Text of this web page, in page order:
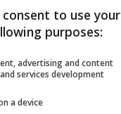
dalla scorsa
con uno score di
in campo,
to use your
purposes:
advertising and content
services development
a device